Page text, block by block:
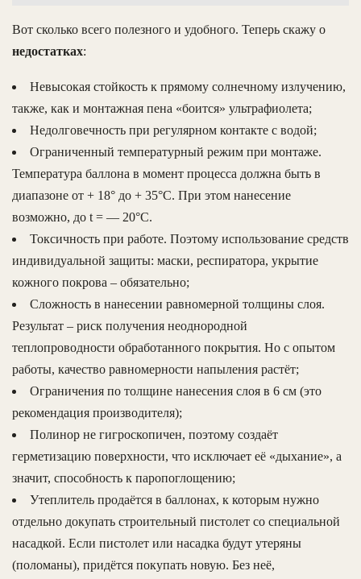
Вот сколько всего полезного и удобного. Теперь скажу о
недостатках:
Невысокая стойкость к прямому солнечному излучению,
также, как и монтажная пена «боится» ультрафиолета;
Недолговечность при регулярном контакте с водой;
Ограниченный температурный режим при монтаже.
Температура баллона в момент процесса должна быть в
диапазоне от + 18° до + 35°С. При этом нанесение
возможно, до t = — 20°С.
Токсичность при работе. Поэтому использование средств
индивидуальной защиты: маски, респиратора, укрытие
кожного покрова – обязательно;
Сложность в нанесении равномерной толщины слоя.
Результат – риск получения неоднородной
теплопроводности обработанного покрытия. Но с опытом
работы, качество равномерности напыления растёт;
Ограничения по толщине нанесения слоя в 6 см (это
рекомендация производителя);
Полинор не гигроскопичен, поэтому создаёт
герметизацию поверхности, что исключает её «дыхание», а
значит, способность к паропоглощению;
Утеплитель продаётся в баллонах, к которым нужно
отдельно докупать строительный пистолет со специальной
насадкой. Если пистолет или насадка будут утеряны
(поломаны), придётся покупать новую. Без неё,